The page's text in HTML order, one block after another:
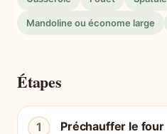
Mandoline ou économe large
Étapes
Préchauffer le four